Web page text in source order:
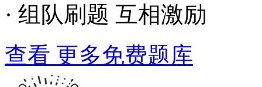
· 组队刷题 互相激励
查看 更多免费题库